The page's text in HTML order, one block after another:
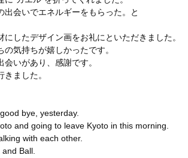
会いでエネルギーをもらった。と
したデザイン画をお礼にといただきました。
気持ちが嬉しかったです。
いがあり、感謝です。
ました。
bye, yesterday.
and going to leave Kyoto in this morning.
with each other.
Ball.